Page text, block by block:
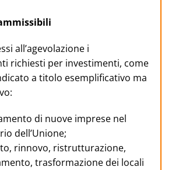
all’agevolazione i
richiesti per investimenti, come
a titolo esemplificativo ma
di nuove imprese nel
dell’Unione;
rinnovo, ristrutturazione,
trasformazione dei locali